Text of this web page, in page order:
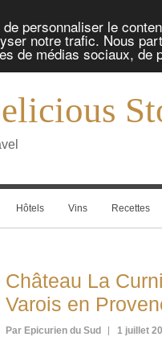
personnaliser le
notre trafic. Nous
de médias sociaux, de
Hôtels Vins Recettes
Château La
Varois en
Par Epicurien du Sud 1 juillet